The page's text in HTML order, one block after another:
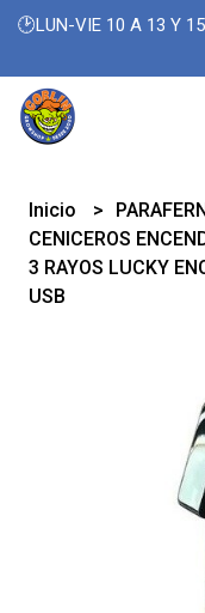
🕑LUN-VIE 10 A 13 Y
Inicio
CENICEROS
3 RAYOS LUCKY
USB